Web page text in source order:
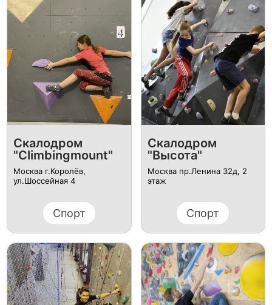
​Скалодром
"Climbingmount"
Москва г.Королёв,
ул.Шоссейная 4
Спорт
​Скалодром
"Высота"
Москва пр.Ленина 32д, ​2
этаж
Спорт